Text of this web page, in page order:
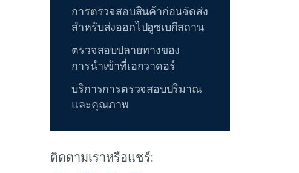
การตรวจสอบสินค้าก่อนจัดส่ง
สำหรับส่งออกไปอูซเบกีสถาน
ตรวจสอบปลายทางของ
การนำเข้าที่เอกวาดอร์
บริการการตรวจสอบปริมาณ
และคุณภาพ
ติดตามเราหรือแชร์: